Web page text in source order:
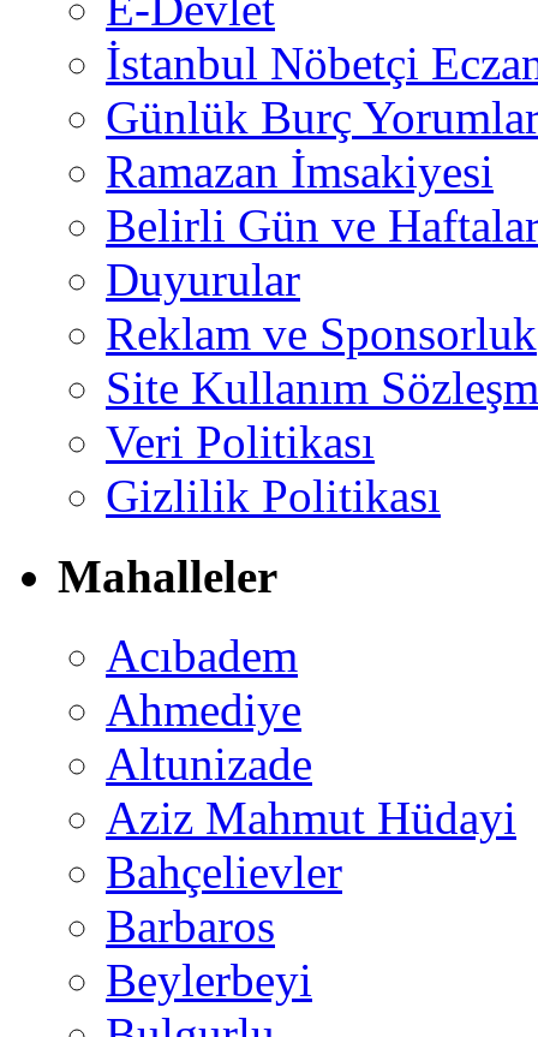
İstanbul Nöbetçi
Günlük Burç
Ramazan İmsakiyesi
Belirli Gün ve
Duyurular
Reklam ve Sponsorluk
Site Kullanım
Veri Politikası
Gizlilik Politikası
Mahalleler
Acıbadem
Ahmediye
Altunizade
Aziz Mahmut Hüdayi
Bahçelievler
Barbaros
Beylerbeyi